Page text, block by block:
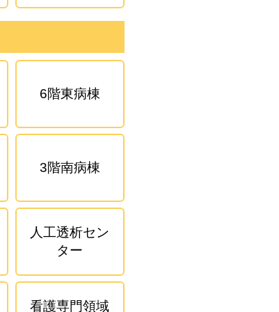
6階東病棟
3階南病棟
人工透析セン
ター
看護専門領域